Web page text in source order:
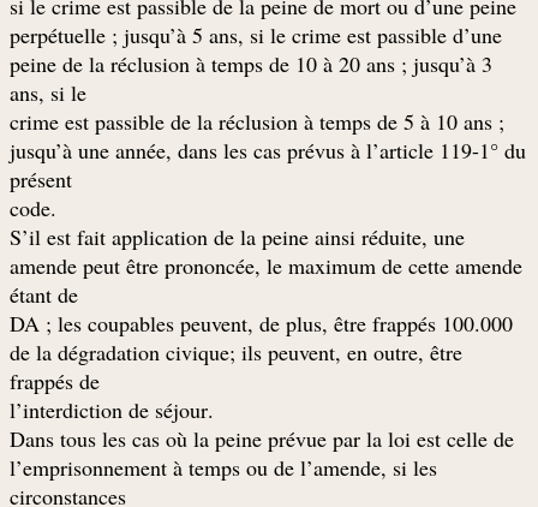
perpétuelle ; jusqu’à 5 ans, si le crime est passible d’une
peine de la réclusion à temps de 10 à 20 ans ; jusqu’à 3
ans, si le
crime est passible de la réclusion à temps de 5 à 10 ans ;
jusqu’à une année, dans les cas prévus à l’article 119-1° du
présent
.code
S’il est fait application de la peine ainsi réduite, une
amende peut être prononcée, le maximum de cette amende
étant de
100.000 DA ; les coupables peuvent, de plus, être frappés
de la dégradation civique; ils peuvent, en outre, être
frappés de
.l’interdiction de séjour
Dans tous les cas où la peine prévue par la loi est celle de
l’emprisonnement à temps ou de l’amende, si les
circonstances